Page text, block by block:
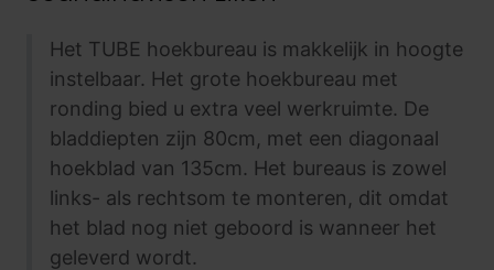
Het TUBE hoekbureau is makkelijk in hoogte
instelbaar. Het grote hoekbureau met
ronding bied u extra veel werkruimte. De
bladdiepten zijn 80cm, met een diagonaal
hoekblad van 135cm. Het bureaus is zowel
links- als rechtsom te monteren, dit omdat
het blad nog niet geboord is wanneer het
geleverd wordt.